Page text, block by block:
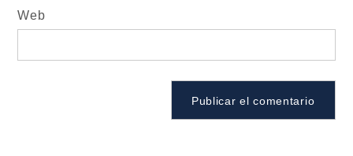
Web